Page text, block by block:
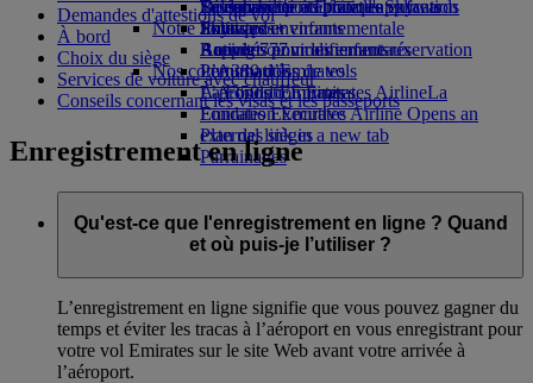
Boissons
Notre flotte
Boeing 777
L’A380 d’Emirates
L’A350 d’Emirates
Emirates Executive
Plan des sièges
Divertissements pour les enfants
Jouets pour enfants
Activités pour les enfants
La durabilité en pratique
Politique environnementale
Rapports environnementaux
Nos communautés
La Fondation Emirates AirlineLa
Fondation Emirates Airline Opens an
external link in a new tab
Parrainages
Se connecter à Emirates Skywards
Skywards+
Téléphone portable et l'application
Emirates
Annuler ou modifier une réservation
Perturbations de vols
À propos d’Emirates
Demandes d'attestions de vol
À bord
Choix du siège
Services de voiture avec chauffeur
Conseils concernant les visas et les passeports
Enregistrement en ligne
Qu'est-ce que l'enregistrement en ligne ? Quand
et où puis-je l’utiliser ?
L’enregistrement en ligne signifie que vous pouvez gagner du
temps et éviter les tracas à l’aéroport en vous enregistrant pour
votre vol Emirates sur le site Web avant votre arrivée à
l’aéroport.